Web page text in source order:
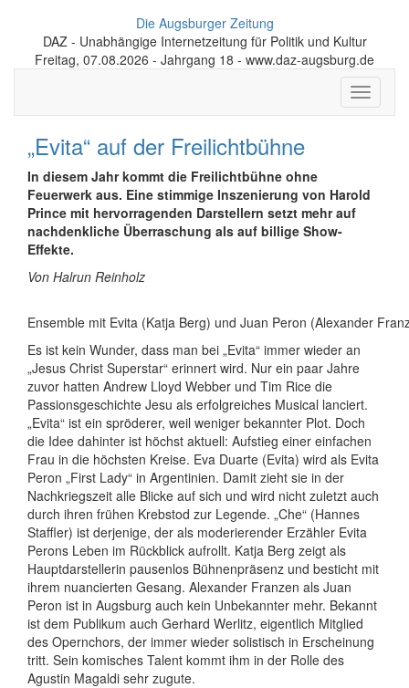
Die Augsburger Zeitung
DAZ - Unabhängige Internetzeitung für Politik und Kultur
Freitag, 07.08.2026 - Jahrgang 18 - www.daz-augsburg.de
Toggle
„Evita“ auf der Freilichtbühne
In diesem Jahr kommt die Freilichtbühne ohne
Feuerwerk aus. Eine stimmige Inszenierung von Harold
Prince mit hervorragenden Darstellern setzt mehr auf
nachdenkliche Überraschung als auf billige Show-
Effekte.
Von Halrun Reinholz
Ensemble mit Evita (Katja Berg) und Juan Peron (Alexander
Es ist kein Wunder, dass man bei „Evita“ immer wieder an
„Jesus Christ Superstar“ erinnert wird. Nur ein paar Jahre
zuvor hatten Andrew Lloyd Webber und Tim Rice die
Passionsgeschichte Jesu als erfolgreiches Musical lanciert.
„Evita“ ist ein spröderer, weil weniger bekannter Plot. Doch
die Idee dahinter ist höchst aktuell: Aufstieg einer einfachen
Frau in die höchsten Kreise. Eva Duarte (Evita) wird als Evita
Peron „First Lady“ in Argentinien. Damit zieht sie in der
Nachkriegszeit alle Blicke auf sich und wird nicht zuletzt auch
durch ihren frühen Krebstod zur Legende. „Che“ (Hannes
Staffler) ist derjenige, der als moderierender Erzähler Evita
Perons Leben im Rückblick aufrollt. Katja Berg zeigt als
Hauptdarstellerin pausenlos Bühnenpräsenz und besticht mit
ihrem nuancierten Gesang. Alexander Franzen als Juan
Peron ist in Augsburg auch kein Unbekannter mehr. Bekannt
ist dem Publikum auch Gerhard Werlitz, eigentlich Mitglied
des Opernchors, der immer wieder solistisch in Erscheinung
tritt. Sein komisches Talent kommt ihm in der Rolle des
Agustin Magaldi sehr zugute.